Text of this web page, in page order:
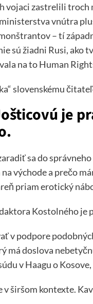
vojaci zastrelili troch
vnútra
– tí
sú žiadni Rusi, ako
na to Human
slovenskému
je
sa do
na východe a prečo
priam erotický
Kostolného je
v podpore
má doslova
v Haagu o
širšom kontexte.